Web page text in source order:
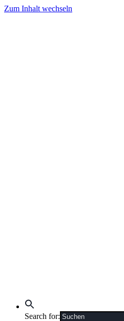
Zum Inhalt wechseln
Search for: